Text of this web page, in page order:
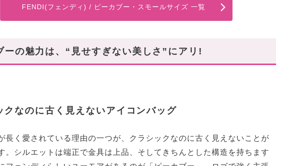
FENDI(フェンディ) / ピーカブー・スモールサイズ 一覧
ーの魅力は、“見せすぎない美しさ”にアリ!
クなのに古く見えないアイコンバッグ
長く愛されている理由の一つが、クラシックなのに古く見えないことが
。シルエットは端正で金具は上品、そしてきちんとした構造を持ちます